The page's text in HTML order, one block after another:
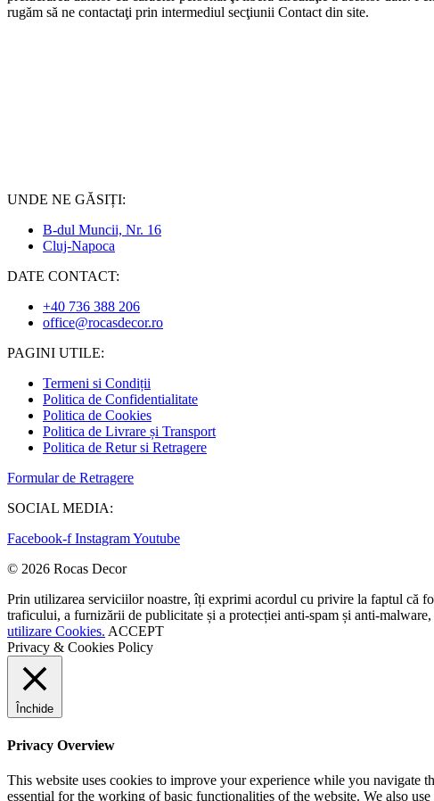
rugăm să ne contactaţi prin intermediul secţiunii Contact din site.
UNDE NE GĂSIȚI:
B-dul Muncii, Nr. 16
Cluj-Napoca
DATE CONTACT:
+40 736 388 206
office@rocasdecor.ro
PAGINI UTILE:
Termeni si Condiții
Politica de Confidentialitate
Politica de Cookies
Politica de Livrare și Transport
Politica de Retur si Retragere
Formular de Retragere
SOCIAL MEDIA:
Facebook-f InstagramYoutube
© 2026 Rocas Decor
Prin utilizarea serviciilor noastre, îți exprimi acordul cu privire la faptul că
traficului, a furnizării de publicitate și a protecției anti-spam și anti-
utilizare Cookies. ACCEPT
Privacy & Cookies Policy
Închide
Privacy Overview
This website uses cookies to improve your experience while you navigate
essential for the working of basic functionalities of the website. We also